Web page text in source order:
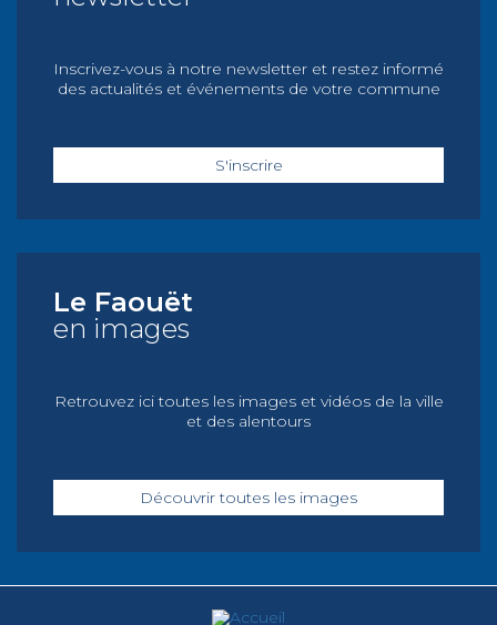
Inscrivez-vous à notre newsletter et restez informé
des actualités et événements de votre commune
S'inscrire
Le Faouët
en images
Retrouvez ici toutes les images et vidéos de la ville
et des alentours
Découvrir toutes les images